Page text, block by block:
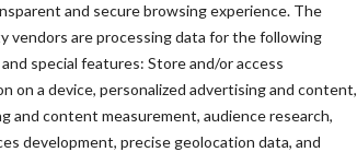
and secure browsing experience. The
vendors are processing data for the following
special features: Store and/or access
on a device, personalized advertising and content,
and content measurement, audience research,
development, precise geolocation data, and